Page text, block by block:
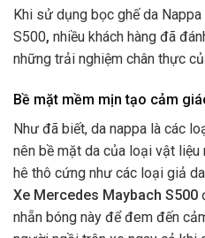
Khi sử dụng bọc ghế da
S500, nhiều khách hàng đã
những trải nghiệm chân thực
Bề mặt mềm mịn tạo cảm
Như đã biết, da nappa là các
nên bề mặt da của loại vật
hê thô cứng như các loại giả
Xe Mercedes Maybach S500
nhẵn bóng này để đem đến